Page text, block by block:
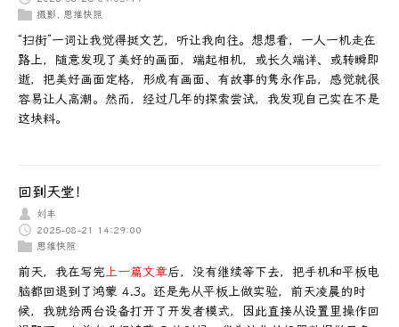
摄影 , 思维快照
“扫街”一词让我觉得挺文艺，听让我向往。想想看，一人一机走在
路上，随意发现了美好的画面，端起相机，或长久端详、或转瞬即
逝，把美好画面定格，形成有画面、有故事的隽永作品，感觉就很
容易让人高潮。然而，经过几年的探索尝试，我发现自己实在不是
这块料。
回到天堂！
刘丰
2025-08-21 14:29:00
思维快照
前天，我在写完上一篇文章后，没有继续等下去，把手机和平板电
脑都回退到了鸿蒙 4.3。还是先从平板上做实验，前天凌晨的时
候，我就给两台设备打开了开发者模式，因此直接从设置里操作回